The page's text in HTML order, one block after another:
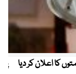
کا اعلان کر دیا